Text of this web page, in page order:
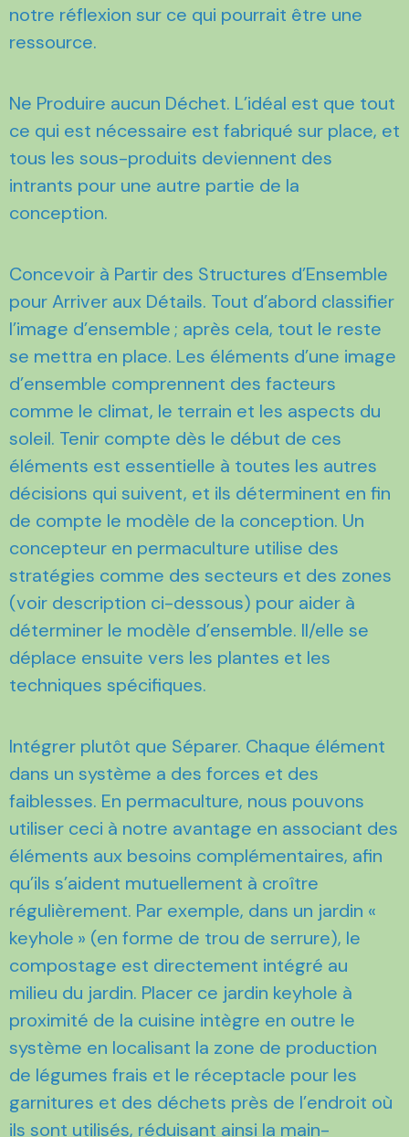
notre réflexion sur ce qui pourrait être une
ressource.
Ne Produire aucun Déchet. L’idéal est que tout
ce qui est nécessaire est fabriqué sur place, et
tous les sous-produits deviennent des
intrants pour une autre partie de la
conception.
Concevoir à Partir des Structures d’Ensemble
pour Arriver aux Détails. Tout d’abord classifier
l’image d’ensemble ; après cela, tout le reste
se mettra en place. Les éléments d’une image
d’ensemble comprennent des facteurs
comme le climat, le terrain et les aspects du
soleil. Tenir compte dès le début de ces
éléments est essentielle à toutes les autres
décisions qui suivent, et ils déterminent en fin
de compte le modèle de la conception. Un
concepteur en permaculture utilise des
stratégies comme des secteurs et des zones
(voir description ci-dessous) pour aider à
déterminer le modèle d’ensemble. Il/elle se
déplace ensuite vers les plantes et les
techniques spécifiques.
Intégrer plutôt que Séparer. Chaque élément
dans un système a des forces et des
faiblesses. En permaculture, nous pouvons
utiliser ceci à notre avantage en associant des
éléments aux besoins complémentaires, afin
qu’ils s’aident mutuellement à croître
régulièrement. Par exemple, dans un jardin «
keyhole » (en forme de trou de serrure), le
compostage est directement intégré au
milieu du jardin. Placer ce jardin keyhole à
proximité de la cuisine intègre en outre le
système en localisant la zone de production
de légumes frais et le réceptacle pour les
garnitures et des déchets près de l’endroit où
ils sont utilisés, réduisant ainsi la main-